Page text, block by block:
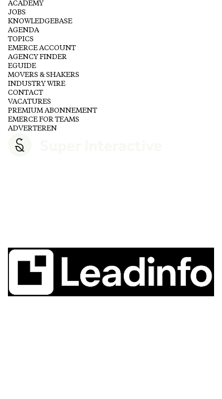
ACADEMY
JOBS
KNOWLEDGEBASE
AGENDA
TOPICS
EMERCE ACCOUNT
AGENCY FINDER
EGUIDE
MOVERS & SHAKERS
INDUSTRY WIRE
CONTACT
VACATURES
PREMIUM ABONNEMENT
EMERCE FOR TEAMS
ADVERTEREN